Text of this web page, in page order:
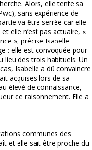
Alors, elle tente sa
sans expérience de
va être serrée car elle
elle n’est pas actuaire, «
», précise Isabelle.
: elle est convoquée pour
lieu des trois habituels. Un
Isabelle a dû convaincre
acquises lors de sa
élevé de connaissance,
de raisonnement. Elle a
communes des
et elle sait être proche du